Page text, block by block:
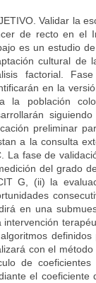
Validar la
de recto en el
es un estudio
cultural de
factorial.
en la
la población
preliminar
a la consulta
La fase de
del grado
G, (ii) la
en una
intervención
con el
de
el coeficiente